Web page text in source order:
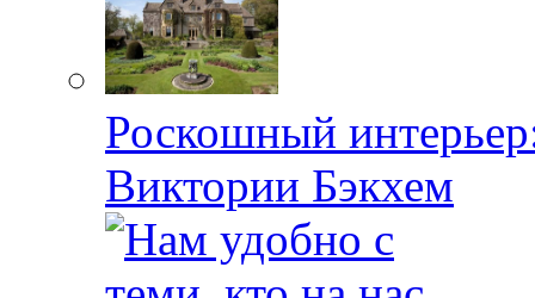
Роскошный
Виктории Бэкхем